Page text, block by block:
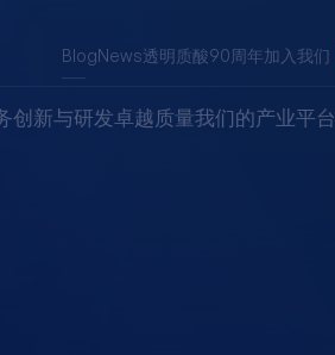
BlogNews透明质酸90周年加入我们
创新与研发卓越质量我们的产业平台